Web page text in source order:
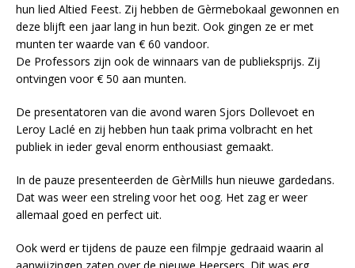
hun lied Altied Feest. Zij hebben de Gèrmebokaal gewonnen en
deze blijft een jaar lang in hun bezit. Ook gingen ze er met
munten ter waarde van € 60 vandoor.
De Professors zijn ook de winnaars van de publieksprijs. Zij
ontvingen voor € 50 aan munten.
De presentatoren van die avond waren Sjors Dollevoet en
Leroy Laclé en zij hebben hun taak prima volbracht en het
publiek in ieder geval enorm enthousiast gemaakt.
In de pauze presenteerden de GèrMills hun nieuwe gardedans.
Dat was weer een streling voor het oog. Het zag er weer
allemaal goed en perfect uit.
Ook werd er tijdens de pauze een filmpje gedraaid waarin al